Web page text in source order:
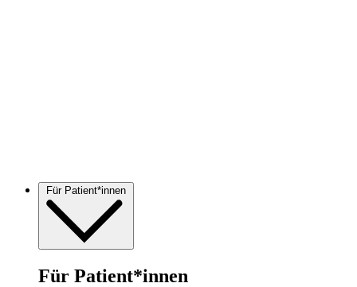
Für Patient*innen
Für Patient*innen